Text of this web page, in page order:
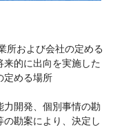
所および会社の定める
的に出向を実施した
定める場所
開発、個別事情の勘
勘案により、決定し